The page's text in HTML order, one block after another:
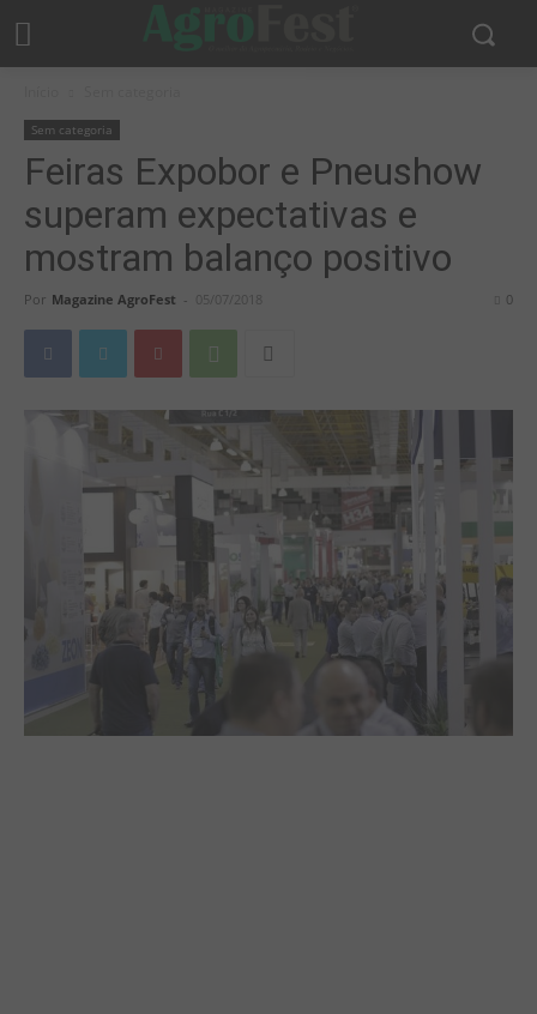
Sem categoria
Feiras Expobor e Pneushow
superam expectativas e
mostram balanço positivo
Por Magazine AgroFest - 05/07/2018 0